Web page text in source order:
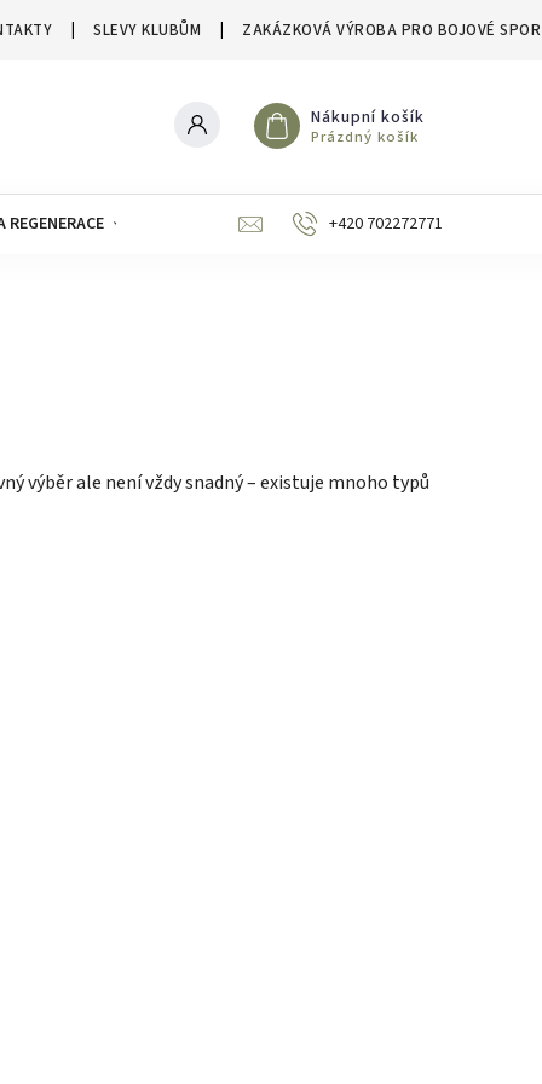
SLEVY KLUBŮM ZAKÁZKOVÁ VÝROBA PRO BOJOVÉ
Nákupní košík
Prázdný košík
REGENERACE SLEVY A VÝPRODEJE
+420 702272771
výběr ale není vždy snadný – existuje mnoho typů